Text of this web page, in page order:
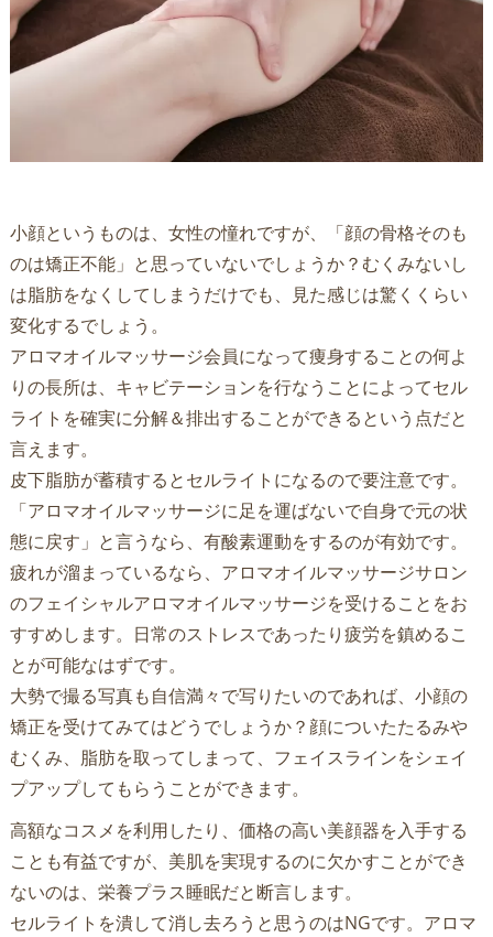
小顔というものは、女性の憧れですが、「顔の骨格そのも
のは矯正不能」と思っていないでしょうか？むくみないし
は脂肪をなくしてしまうだけでも、見た感じは驚くくらい
変化するでしょう。
アロマオイルマッサージ会員になって痩身することの何よ
りの長所は、キャビテーションを行なうことによってセル
ライトを確実に分解＆排出することができるという点だと
言えます。
皮下脂肪が蓄積するとセルライトになるので要注意です。
「アロマオイルマッサージに足を運ばないで自身で元の状
態に戻す」と言うなら、有酸素運動をするのが有効です。
疲れが溜まっているなら、アロマオイルマッサージサロン
のフェイシャルアロマオイルマッサージを受けることをお
すすめします。日常のストレスであったり疲労を鎮めるこ
とが可能なはずです。
大勢で撮る写真も自信満々で写りたいのであれば、小顔の
矯正を受けてみてはどうでしょうか？顔についたたるみや
むくみ、脂肪を取ってしまって、フェイスラインをシェイ
プアップしてもらうことができます。
高額なコスメを利用したり、価格の高い美顔器を入手する
ことも有益ですが、美肌を実現するのに欠かすことができ
ないのは、栄養プラス睡眠だと断言します。
セルライトを潰して消し去ろうと思うのはNGです。アロマ